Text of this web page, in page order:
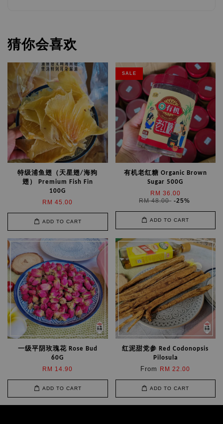
猜你会喜欢
特级浦鱼翅（天星翅/海狗
翅） Premium Fish Fin
100G
RM 45.00
ADD TO CART
SALE
有机老红糖 Organic Brown
Sugar 500G
RM 36.00
RM 48.00 -25%
ADD TO CART
一级平阴玫瑰花 Rose Bud
60G
RM 14.90
ADD TO CART
红泥甜党参 Red Codonopsis
Pilosula
From RM 22.00
ADD TO CART